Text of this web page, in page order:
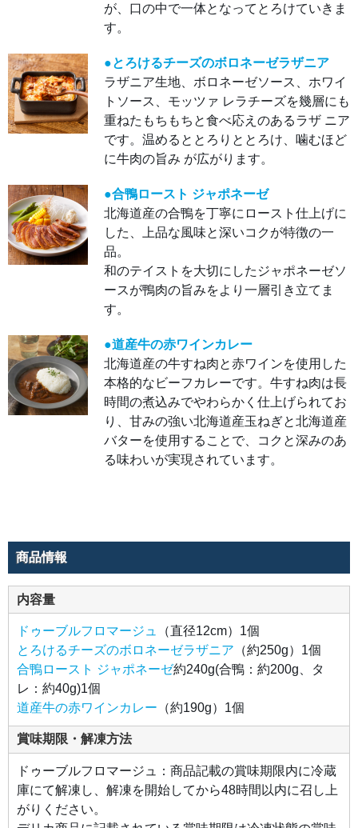
ちと
食べ
応え
のあ
るラ
ザ
ニア
で
とろ
け、
噛む
ほど
に牛
肉の
旨み
が広
鴨ロ
ース
ト
ジャ
ポネ
ーゼ
北海
道産
の合
深い
コク
が特
徴の
品。
和の
テイ
スト
を大
切に
した
ジャ
ポネ
ーゼ
ソー
スが
鴨肉
の旨
みを
より
引き
立て
ま
が、口の中で一体となってとろけていきま
す。
●とろけるチーズのボロネーゼラザニア
ラザニア生地、ボロネーゼソース、ホワイ
トソース、モッツァ レラチーズを幾層にも
重ねたもちもちと食べ応えのあるラザ ニア
です。温めるととろりととろけ、噛むほど
に牛肉の旨み が広がります。
●合鴨ロースト ジャポネーゼ
北海道産の合鴨を丁寧にロースト仕上げに
した、上品な風味と深いコクが特徴の一
品。
和のテイストを大切にしたジャポネーゼソ
ースが鴨肉の旨みをより一層引き立てま
す。
●道産牛の赤ワインカレー
北海道産の牛すね肉と赤ワインを使用した
本格的なビーフカレーです。牛すね肉は長
時間の煮込みでやわらかく仕上げられてお
り、甘みの強い北海道産玉ねぎと北海道産
バターを使用することで、コクと深みのあ
る味わいが実現されています。
商品情報
内容量
ドゥーブルフロマージュ
（直径12cm）1個
とろけるチーズのボロネーゼラザニア （約250g）1個
合鴨ロースト ジャポネーゼ約240g(合鴨：約200g、タ
レ：約40g)1個
道産牛の赤ワインカレー （約190g）1個
賞味期限・解凍方法
ドゥーブルフロマージュ：商品記載の賞味期限内に冷蔵
庫にて解凍し、解凍を開始してから48時間以内に召し上
がりください。